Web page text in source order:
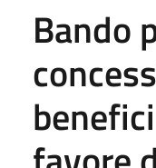
Bando